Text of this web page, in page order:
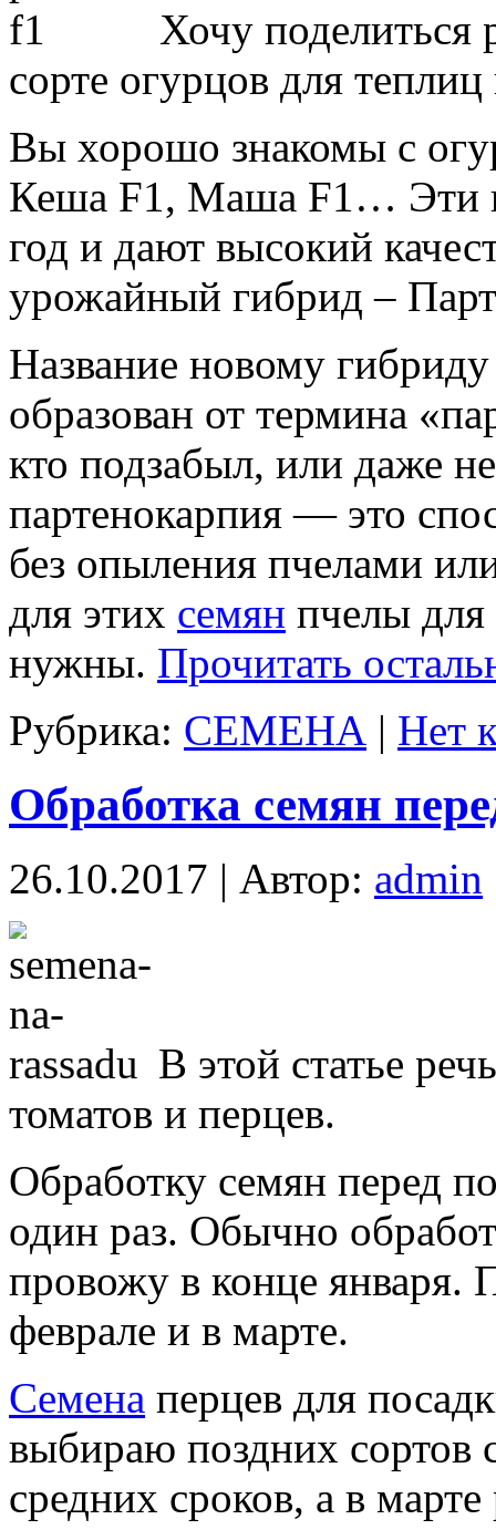
Хочу поделиться
сорте огурцов для
Вы хорошо знакомы с
Кеша F1, Маша F1… Эти
год и дают высокий
урожайный гибрид –
Название новому
образован от термина
кто подзабыл, или даже
партенокарпия — это
без опыления пчелами
для этих семян пчелы
нужны. Прочитать
Рубрика: СЕМЕНА | Нет
Обработка семян
26.10.2017 | Автор: admin
В этой статье
томатов и перцев.
Обработку семян перед
один раз. Обычно
провожу в конце января.
феврале и в марте.
Семена перцев для
выбираю поздних сортов
средних сроков, а в